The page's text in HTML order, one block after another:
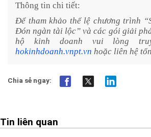
Thông tin chi tiết:
Để tham khảo thể lệ chương trình
Đón ngàn tài lộc” và các gói giải
hộ kinh doanh vui lòng
hokinhdoanh.vnpt.vn hoặc liên hệ
Chia sẻ ngay:
Tin liên quan